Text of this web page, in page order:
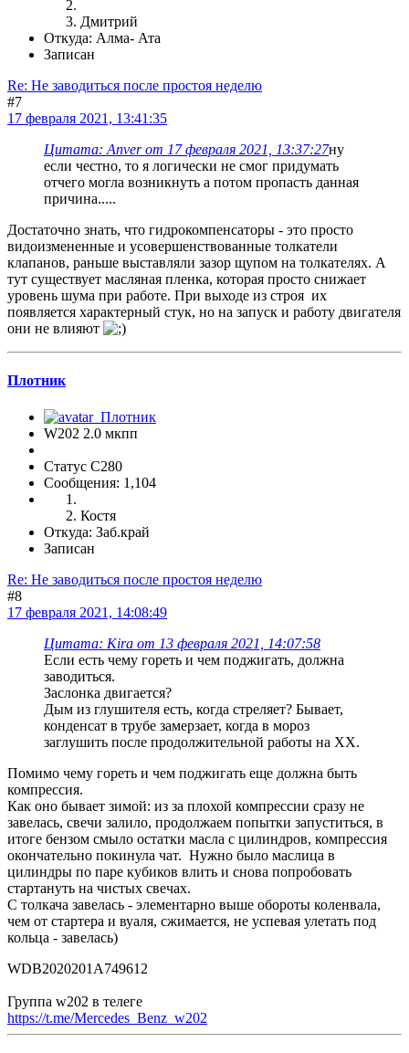
Дмитрий
Откуда: Алма- Ата
Записан
Re: Не заводиться после простоя неделю
#7
17 февраля 2021, 13:41:35
Цитата: Anver от 17 февраля 2021, 13:37:27ну
если честно, то я логически не смог придумать
отчего могла возникнуть а потом пропасть данная
причина.....
Достаточно знать, что гидрокомпенсаторы - это просто
видоизмененные и усовершенствованные толкатели
клапанов, раньше выставляли зазор щупом на толкателях. А
тут существует масляная пленка, которая просто снижает
уровень шума при работе. При выходе из строя их
появляется характерный стук, но на запуск и работу двигателя
они не влияют
Плотник
W202 2.0 мкпп
Статус C280
Сообщения: 1,104
Костя
Откуда: Заб.край
Записан
Re: Не заводиться после простоя неделю
#8
17 февраля 2021, 14:08:49
Цитата: Kira от 13 февраля 2021, 14:07:58
Если есть чему гореть и чем поджигать, должна
заводиться.
Заслонка двигается?
Дым из глушителя есть, когда стреляет? Бывает,
конденсат в трубе замерзает, когда в мороз
заглушить после продолжительной работы на ХХ.
Помимо чему гореть и чем поджигать еще должна быть
компрессия.
Как оно бывает зимой: из за плохой компрессии сразу не
завелась, свечи залило, продолжаем попытки запуститься, в
итоге бензом смыло остатки масла с цилиндров, компрессия
окончательно покинула чат. Нужно было маслица в
цилиндры по паре кубиков влить и снова попробовать
стартануть на чистых свечах.
С толкача завелась - элементарно выше обороты коленвала,
чем от стартера и вуаля, сжимается, не успевая улетать под
кольца - завелась)
WDB2020201A749612
Группа w202 в телеге
https://t.me/Mercedes_Benz_w202